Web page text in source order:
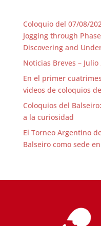
Coloquio del 07/08/
Jogging through
Discovering and
Noticias Breves – Julio
En el primer
videos de coloquios
Coloquios del
a la curiosidad
El Torneo Argentino
Balseiro como sede